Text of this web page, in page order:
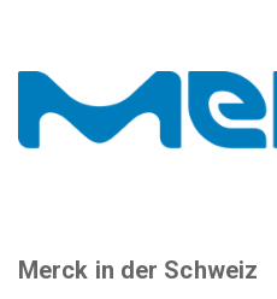
Merck in der Schweiz